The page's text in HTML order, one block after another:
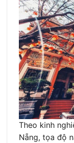
Theo kinh
Nẵng, tọa độ